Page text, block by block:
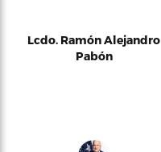
Lcdo. Ramón Alejandro
Pabón